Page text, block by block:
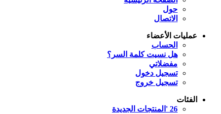
حول
الاتصال
عمليات الأعضاء
الحساب
هل نسيت كلمة السر؟
مفضلاتي
تسجيل دخول
تسجيل خروج
الفئات
26 'المنتجات الجديدة